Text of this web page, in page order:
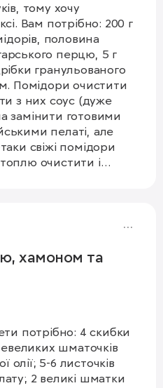
тому хочу
г
перцю, 5 г
з них соус (дуже
замінити готовими
пелаті, але
свіжі помідори
очистити і
Потім
батат. Коли
наріжте кубиками
кубиками тофу,
і часник.
хамоном та
4 скибки
олії; 5-6 листочків
2 великі шматки